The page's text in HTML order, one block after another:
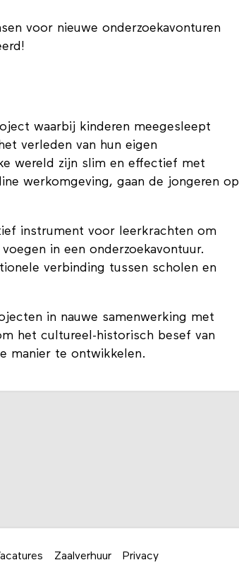
voor nieuwe onderzoekavonturen
waarbij kinderen meegesleept
verleden van hun eigen
wereld zijn slim en effectief met
werkomgeving, gaan de jongeren op
instrument voor leerkrachten om
in een onderzoekavontuur.
verbinding tussen scholen en
in nauwe samenwerking met
het cultureel-historisch besef van
manier te ontwikkelen.
Zaalverhuur Privacy